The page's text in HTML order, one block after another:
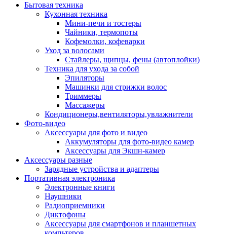
Бытовая техника
Кухонная техника
Мини-печи и тостеры
Чайники, термопоты
Кофемолки, кофеварки
Уход за волосами
Стайлеры, щипцы, фены (автоплойки)
Техника для ухода за собой
Эпиляторы
Машинки для стрижки волос
Триммеры
Массажеры
Кондиционеры,вентиляторы,увлажнители
Фото-видео
Аксессуары для фото и видео
Аккумуляторы для фото-видео камер
Аксессуары для Экшн-камер
Аксессуары разные
Зарядные устройства и адаптеры
Портативная электроника
Электронные книги
Наушники
Радиоприемники
Диктофоны
Аксессуары для смартфонов и планшетных